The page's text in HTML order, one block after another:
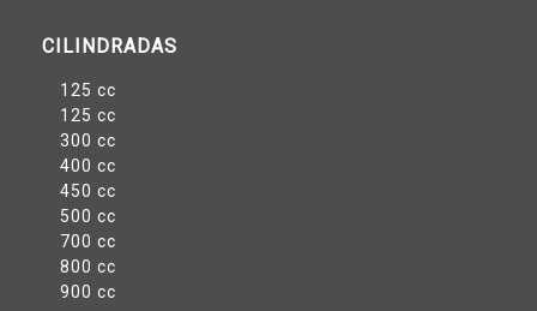
CILINDRADAS
125 cc
125 cc
300 cc
400 cc
450 cc
500 cc
700 cc
800 cc
900 cc